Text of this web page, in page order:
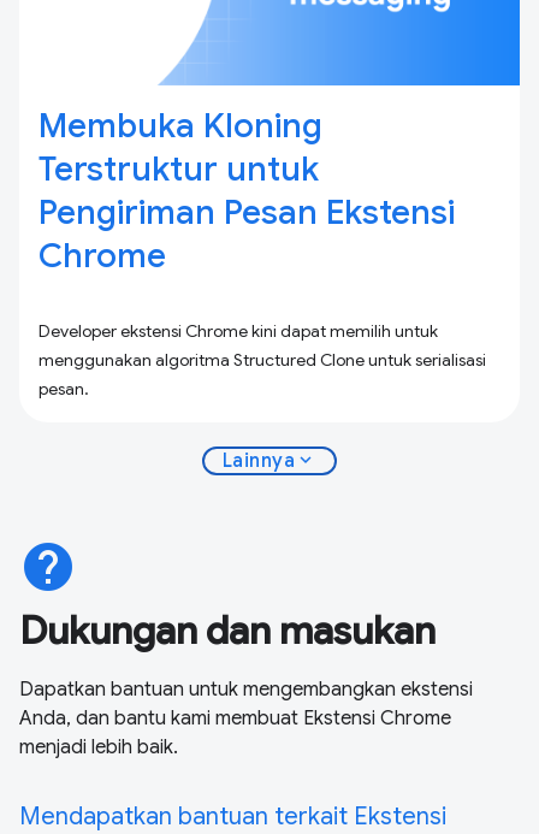
Membuka Kloning
Terstruktur untuk
Pengiriman Pesan Ekstensi
Chrome
Developer ekstensi Chrome kini dapat memilih untuk
menggunakan algoritma Structured Clone untuk serialisasi
pesan.
Lainnya expand_more
help
Dukungan dan masukan
Dapatkan bantuan untuk mengembangkan ekstensi
Anda, dan bantu kami membuat Ekstensi Chrome
menjadi lebih baik.
Mendapatkan bantuan terkait Ekstensi